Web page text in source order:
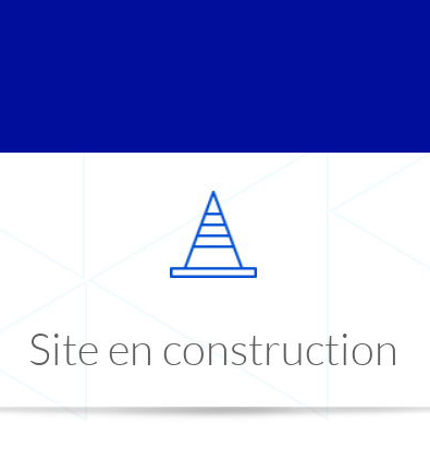
Site en construction